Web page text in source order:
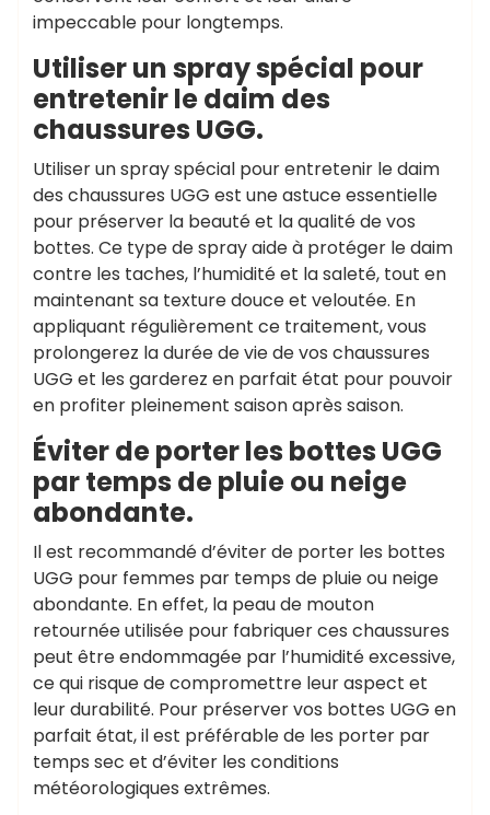
impeccable pour longtemps.
Utiliser un spray spécial pour
entretenir le daim des
chaussures UGG.
Utiliser un spray spécial pour entretenir le daim
des chaussures UGG est une astuce essentielle
pour préserver la beauté et la qualité de vos
bottes. Ce type de spray aide à protéger le daim
contre les taches, l’humidité et la saleté, tout en
maintenant sa texture douce et veloutée. En
appliquant régulièrement ce traitement, vous
prolongerez la durée de vie de vos chaussures
UGG et les garderez en parfait état pour pouvoir
en profiter pleinement saison après saison.
Éviter de porter les bottes UGG
par temps de pluie ou neige
abondante.
Il est recommandé d’éviter de porter les bottes
UGG pour femmes par temps de pluie ou neige
abondante. En effet, la peau de mouton
retournée utilisée pour fabriquer ces chaussures
peut être endommagée par l’humidité excessive,
ce qui risque de compromettre leur aspect et
leur durabilité. Pour préserver vos bottes UGG en
parfait état, il est préférable de les porter par
temps sec et d’éviter les conditions
météorologiques extrêmes.